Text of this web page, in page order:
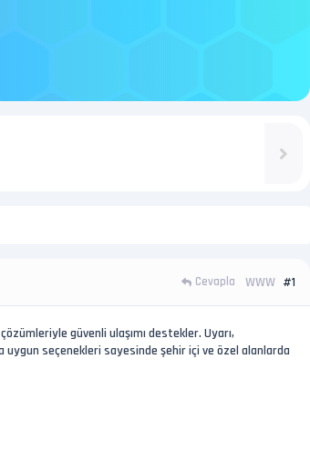
Cevapla WWW #1
güvenli ulaşımı destekler. Uyarı,
uygun seçenekleri sayesinde şehir içi ve özel alanlarda